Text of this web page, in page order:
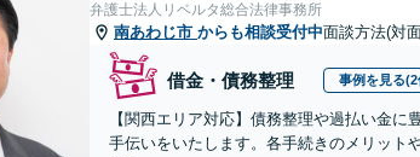
弁護士法人リベルタ総合法律事務所
南あわじ市 からも相談受付中面談方法(対
借金・債務整理 事例を見る(2
【関西エリア対応】債務整理や過払い金
手伝いをいたします。各手続きのメリット